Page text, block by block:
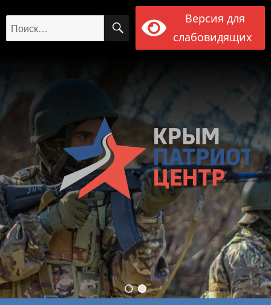
Искать: ПОИСК
Версия для
слабовидящих